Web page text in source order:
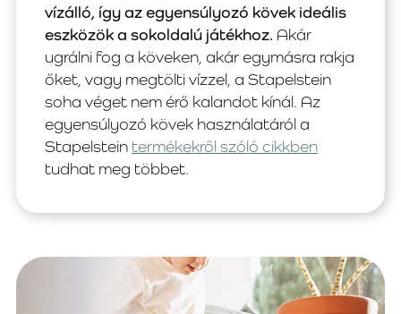
vízálló, így az egyensúlyozó kövek ideális
eszközök a sokoldalú játékhoz. Akár
ugrálni fog a köveken, akár egymásra rakja
őket, vagy megtölti vízzel, a Stapelstein
soha véget nem érő kalandot kínál. Az
egyensúlyozó kövek használatáról a
Stapelstein termékekről szóló cikkben
tudhat meg többet.